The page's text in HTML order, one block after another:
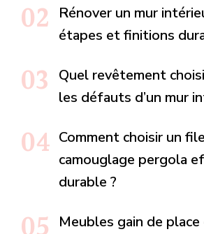
Rénover un mur
étapes et finitions
Quel revêtement
les défauts d’un mur
Comment choisir un
camouglage pergola
durable ?
Meubles gain de place